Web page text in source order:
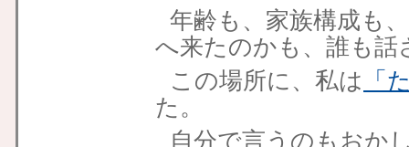
年齢も、家族構成も
へ来たのかも、誰も話
この場所に、私は
「
た。
自分で言うのもおか